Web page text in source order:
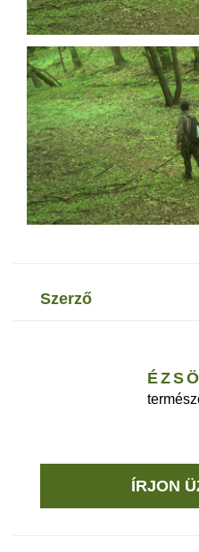
szerző
ÍRJON